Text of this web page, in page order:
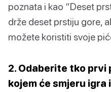
poznata i kao “Deset
drže deset prstiju gore,
možete koristiti svoje
2. Odaberite tko prvi
kojem će smjeru igra